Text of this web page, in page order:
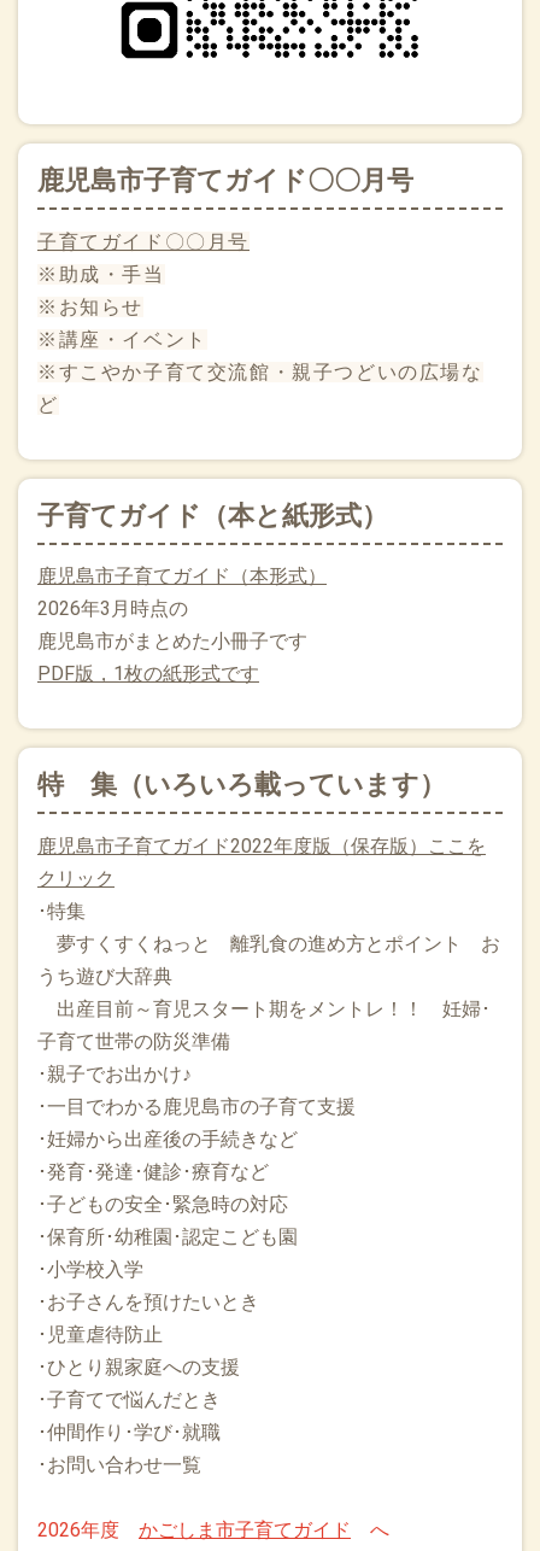
鹿児島市子育てガイド〇〇月号
子育てガイド〇〇月号
※助成・手当
※お知らせ
※講座・イベント
※すこやか子育て交流館・親子つどいの広場な
ど
子育てガイド（本と紙形式）
鹿児島市子育てガイド（本形式）
2026年3月時点の
鹿児島市がまとめた小冊子です
PDF版，1枚の紙形式です
特 集（いろいろ載っています）
鹿児島市子育てガイド2022年度版（保存版）ここを
クリック
･特集
夢すくすくねっと 離乳食の進め方とポイント お
うち遊び大辞典
出産目前～育児スタート期をメントレ！！ 妊婦･
子育て世帯の防災準備
･親子でお出かけ♪
･一目でわかる鹿児島市の子育て支援
･妊婦から出産後の手続きなど
･発育･発達･健診･療育など
･子どもの安全･緊急時の対応
･保育所･幼稚園･認定こども園
･小学校入学
･お子さんを預けたいとき
･児童虐待防止
･ひとり親家庭への支援
･子育てで悩んだとき
･仲間作り･学び･就職
･お問い合わせ一覧
2026年度 かごしま市子育てガイド へ